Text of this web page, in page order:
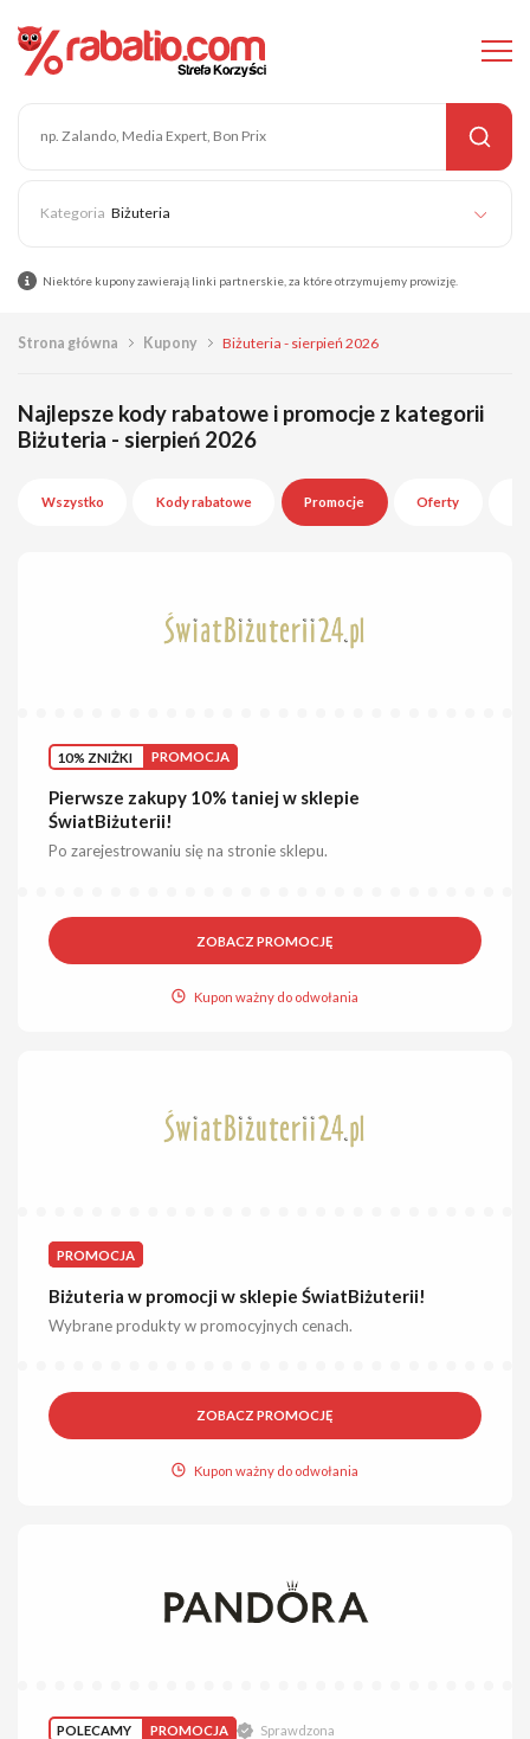
Biżuteria
Niektóre kupony zawierają linki partnerskie, za które otrzymujemy prowizję.
Strona główna Kupony Biżuteria - sierpień 2026
Najlepsze kody rabatowe i promocje z kategorii
Biżuteria - sierpień 2026
Wszystko Kody rabatowe Promocje Oferty
10% ZNIŻKI PROMOCJA
Pierwsze zakupy 10% taniej w sklepie
ŚwiatBiżuterii!
Po zarejestrowaniu się na stronie sklepu.
ZOBACZ PROMOCJĘ
Kupon ważny do odwołania
PROMOCJA
Biżuteria w promocji w sklepie ŚwiatBiżuterii!
Wybrane produkty w promocyjnych cenach.
ZOBACZ PROMOCJĘ
Kupon ważny do odwołania
POLECAMY PROMOCJA Sprawdzona